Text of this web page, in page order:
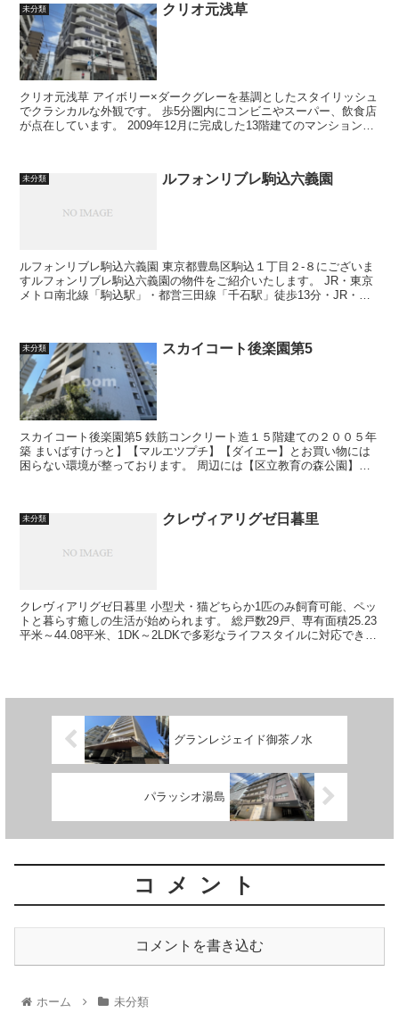
未分類 クリオ元浅草
クリオ元浅草 アイボリー×ダークグレーを基調としたスタイリッシュ
でクラシカルな外観です。 歩5分圏内にコンビニやスーパー、飲食店
が点在しています。 2009年12月に完成した13階建てのマンションで
未分類 ルフォンリブレ駒込六義園
ルフォンリブレ駒込六義園 東京都豊島区駒込１丁目２-８にございま
すルフォンリブレ駒込六義園の物件をご紹介いたします。 JR・東京
メトロ南北線「駒込駅」・都営三田線「千石駅」徒歩13分・JR・都
未分類 スカイコート後楽園第5
スカイコート後楽園第5 鉄筋コンクリート造１５階建ての２００５年
築 まいばすけっと】【マルエツプチ】【ダイエー】とお買い物には
困らない環境が整っております。 周辺には【区立教育の森公園】、
未分類 クレヴィアリグゼ日暮里
クレヴィアリグゼ日暮里 小型犬・猫どちらか1匹のみ飼育可能、ペッ
トと暮らす癒しの生活が始められます。 総戸数29戸、専有面積25.23
平米～44.08平米、1DK～2LDKで多彩なライフスタイルに対応できる
グランレジェイド御茶ノ水
パラッシオ湯島
コメント
コメントを書き込む
ホーム 未分類